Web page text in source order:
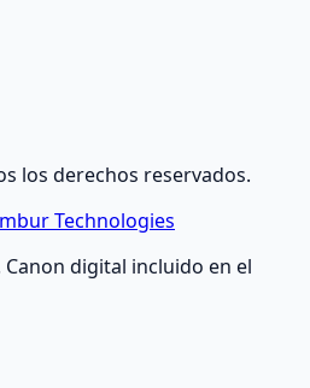
los derechos reservados.
Technologies
digital incluido en el